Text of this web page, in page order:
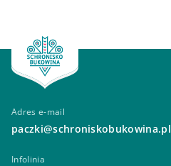
Adres e-mail
paczki@schroniskobukowina.pl
Infolinia